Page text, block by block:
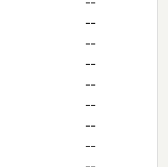
--
--
--
--
--
--
--